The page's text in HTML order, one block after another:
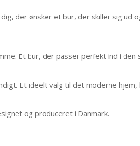
der ønsker et bur, der skiller sig ud
Et bur, der passer perfekt ind i den
Et ideelt valg til det moderne
og produceret i Danmark.